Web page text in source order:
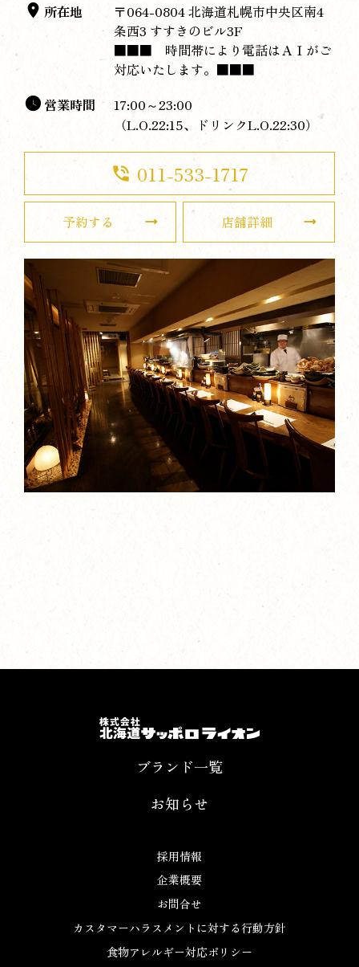
所在地
〒064-0804 北海道札幌市中央区南4
条西3 すすきのビル3F
■■■ 時間帯により電話はＡＩがご
対応いたします。■■■
営業時間
17:00～23:00
（L.O.22:15、ドリンクL.O.22:30）
phone_in_talk 011-533-1717
予約する 店舗詳細
ブランド一覧
お知らせ
採用情報
企業概要
お問合せ
カスタマーハラスメントに対する行動方針
食物アレルギー対応ポリシー